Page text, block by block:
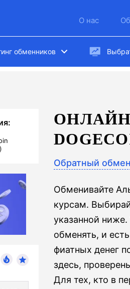
О нас
обменников
Обратный обмен
Обменивайте
курсам.
указанной
обменять, и
фиатных денег
здесь,
Для тех, кто в